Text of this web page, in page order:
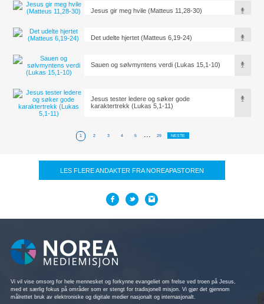
Jesus gir meg hvile (Matteus 11,28-30)
Det udelte hjertet (Matteus 6,19-24)
Sauen og sølvmyntens verdi (Lukas 15,1-10)
Jesus tester ledere og søker gode
karaktertrekk (Lukas 5,1-11)
1 2 3 4 5 ... 29 NESTE
LES FLERE ANDAKTER FRA NOREAPASTOREN
Vi vil vise omsorg for hele mennesket og forkynne evangeliet om frelse ved troen på Jesus,
med et særlig fokus på områder som er stengt for tradisjonell misjon. Vi gjør det gjennom
målrettet bruk av elektroniske og digitale medier nasjonalt og internasjonalt.